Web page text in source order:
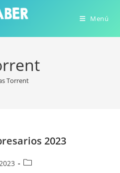
Menú
Torrent
2023
Categoría